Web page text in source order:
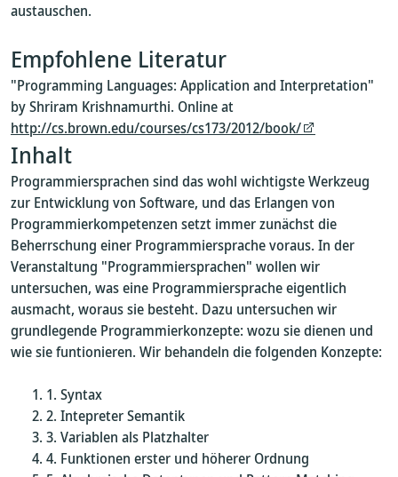
austauschen.
Empfohlene Literatur
"Programming Languages: Application and Interpretation"
by Shriram Krishnamurthi. Online at
http://cs.brown.edu/courses/cs173/2012/book/
Inhalt
Programmiersprachen sind das wohl wichtigste Werkzeug
zur Entwicklung von Software, und das Erlangen von
Programmierkompetenzen setzt immer zunächst die
Beherrschung einer Programmiersprache voraus. In der
Veranstaltung "Programmiersprachen" wollen wir
untersuchen, was eine Programmiersprache eigentlich
ausmacht, woraus sie besteht. Dazu untersuchen wir
grundlegende Programmierkonzepte: wozu sie dienen und
wie sie funtionieren. Wir behandeln die folgenden Konzepte:
Syntax
Intepreter Semantik
Variablen als Platzhalter
Funktionen erster und höherer Ordnung